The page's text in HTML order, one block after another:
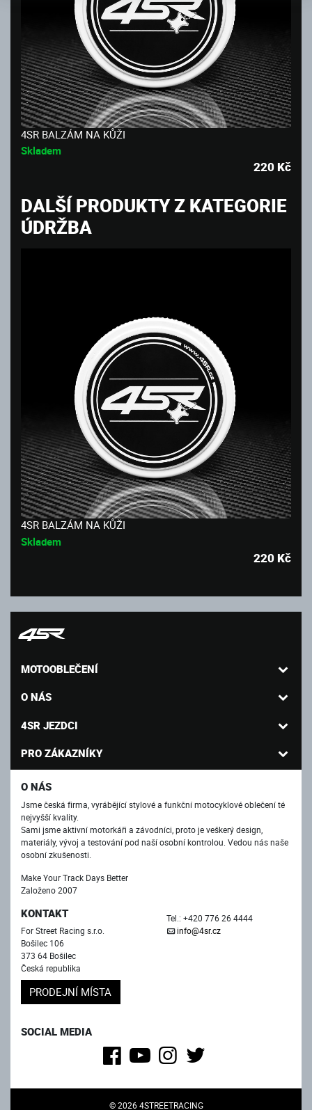
4SR BALZÁM NA KŮŽI
Skladem
220 Kč
DALŠÍ PRODUKTY Z KATEGORIE
ÚDRŽBA
4SR BALZÁM NA KŮŽI
Skladem
220 Kč
MOTOOBLEČENÍ
O NÁS
4SR JEZDCI
PRO ZÁKAZNÍKY
O NÁS
Jsme česká firma, vyrábějící stylové a funkční motocyklové oblečení té
nejvyšší kvality.
Sami jsme aktivní motorkáři a závodníci, proto je veškerý design,
materiály, vývoj a testování pod naší osobní kontrolou. Vedou nás naše
osobní zkušenosti.
Make Your Track Days Better
Založeno 2007
KONTAKT
For Street Racing s.r.o.
Bošilec 106
373 64 Bošilec
Česká republika
PRODEJNÍ MÍSTA
Tel.: +420 776 26 4444
info@4sr.cz
SOCIAL MEDIA
© 2026 4STREETRACING